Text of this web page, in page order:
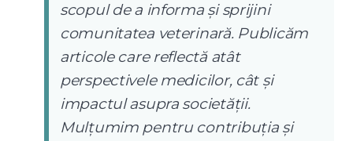
scopul de a informa și sprijini
comunitatea veterinară. Publicăm
articole care reflectă atât
perspectivele medicilor, cât și
impactul asupra societății.
Mulțumim pentru contribuția și